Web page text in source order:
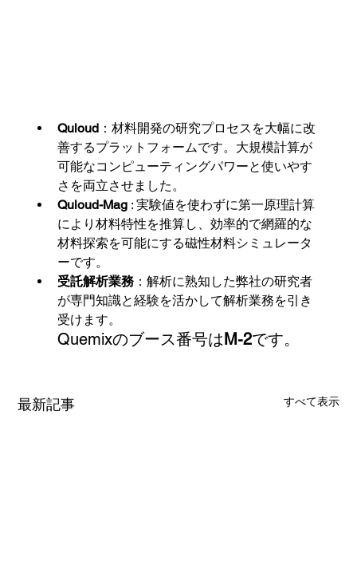
Quloud ：材料開発の研究プロセスを大幅に改
善するプラットフォームです。大規模計算が
可能なコンピューティングパワーと使いやす
さを両立させました。
Quloud-Mag : 実験値を使わずに第一原理計算
により材料特性を推算し、効率的で網羅的な
材料探索を可能にする磁性材料シミュレータ
ーです。
受託解析業務 ：解析に熟知した弊社の研究者
が専門知識と経験を活かして解析業務を引き
受けます。
Quemixのブース番号はM-2です。
最新記事 すべて表示